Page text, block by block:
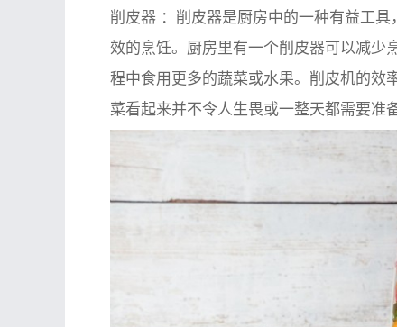
削皮器 ：削皮器是厨房中的一种有益工
效的烹饪。厨房里有一个削皮器可以减少
程中食用更多的蔬菜或水果。削皮机的效
菜看起来并不令人生畏或一整天都需要准备